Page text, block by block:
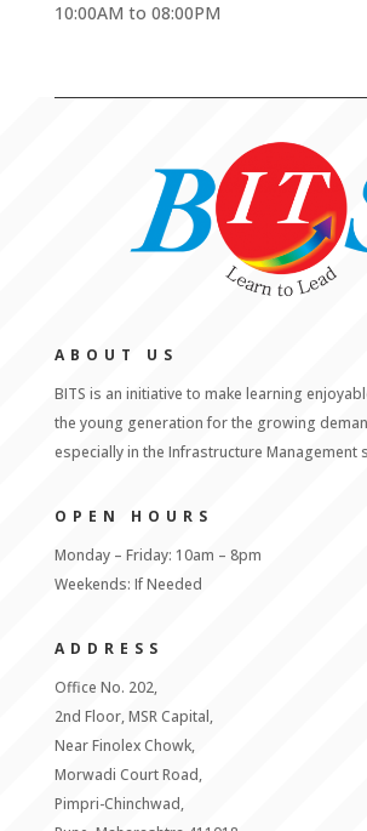
10:00AM to 08:00PM
ABOUT US
BITS is an initiative to make learning
the young generation for the growing
especially in the Infrastructure Management
OPEN HOURS
Monday – Friday: 10am – 8pm
Weekends: If Needed
ADDRESS
Office No. 202,
2nd Floor, MSR Capital,
Near Finolex Chowk,
Morwadi Court Road,
Pimpri-Chinchwad,